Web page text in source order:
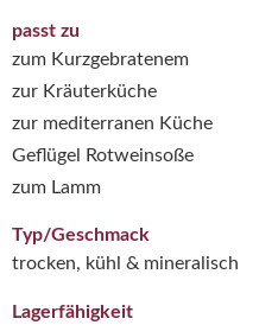
passt zu
zum Kurzgebratenem
zur Kräuterküche
zur mediterranen Küche
Geflügel Rotweinsoße
zum Lamm
Typ/Geschmack
trocken, kühl & mineralisch
Lagerfähigkeit